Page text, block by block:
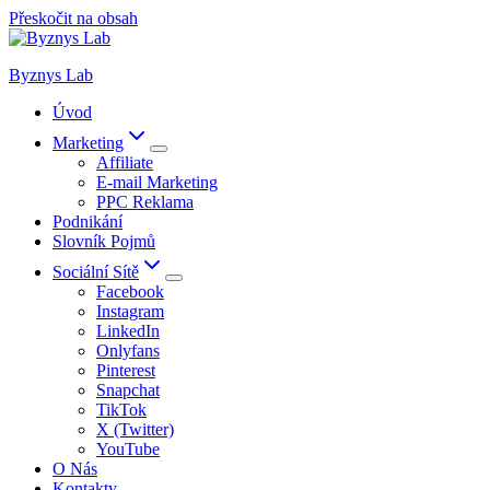
Přeskočit na obsah
Byznys Lab
Úvod
Marketing
Affiliate
E-mail Marketing
PPC Reklama
Podnikání
Slovník Pojmů
Sociální Sítě
Facebook
Instagram
LinkedIn
Onlyfans
Pinterest
Snapchat
TikTok
X (Twitter)
YouTube
O Nás